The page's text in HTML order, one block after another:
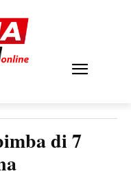
di 7